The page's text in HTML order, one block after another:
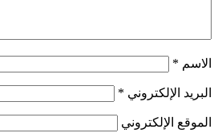
الاسم *
البريد الإلكتروني *
الموقع الإلكتروني